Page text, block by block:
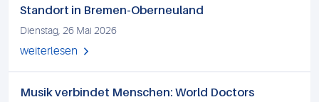
Standort in Bremen-Oberneuland
Dienstag, 26 Mai 2026
weiterlesen
Musik verbindet Menschen: World Doctors